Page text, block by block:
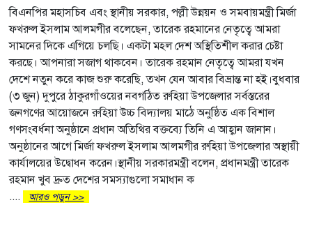
বিএনপির মহাসচিব এবং স্থানীয় সরকার, পল্লী উন্নয়ন ও সমবায়মন্ত্রী মির্জা
ফখরুল ইসলাম আলমগীর বলেছেন, তারেক রহমানের নেতৃত্বে আমরা
সামনের দিকে এগিয়ে চলছি। একটা মহল দেশ অস্থিতিশীল করার চেষ্টা
করছে। আপনারা সজাগ থাকবেন। তারেক রহমান নেতৃত্বে আমরা যখন
দেশে নতুন করে কাজ শুরু করেছি, তখন যেন আবার বিভ্রান্ত না হই।বুধবার
(৩ জুন) দুপুরে ঠাকুরগাঁওয়ের নবগঠিত রুহিয়া উপজেলার সর্বস্তরের
জনগণের আয়োজনে রুহিয়া উচ্চ বিদ্যালয় মাঠে অনুষ্ঠিত এক বিশাল
গণসংবর্ধনা অনুষ্ঠানে প্রধান অতিথির বক্তব্যে তিনি এ আহ্বান জানান।
অনুষ্ঠানের আগে মির্জা ফখরুল ইসলাম আলমগীর রুহিয়া উপজেলার অস্থায়ী
কার্যালয়ের উদ্বোধন করেন।স্থানীয় সরকারমন্ত্রী বলেন, প্রধানমন্ত্রী তারেক
রহমান খুব দ্রুত দেশের সমস্যাগুলো সমাধান ক
....
আরও পড়ুন >>